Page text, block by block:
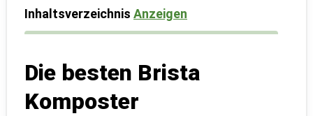
Inhaltsverzeichnis Anzeigen
Die besten Brista
Komposter